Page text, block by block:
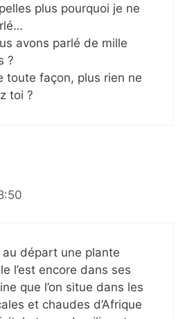
plus pourquoi je ne
avons parlé de mille
?
toute façon, plus rien ne
toi ?
départ une plante
l’est encore dans ses
que l’on situe dans les
et chaudes d’Afrique